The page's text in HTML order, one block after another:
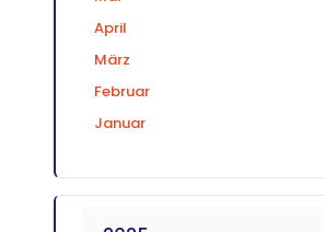
April
März
Februar
Januar